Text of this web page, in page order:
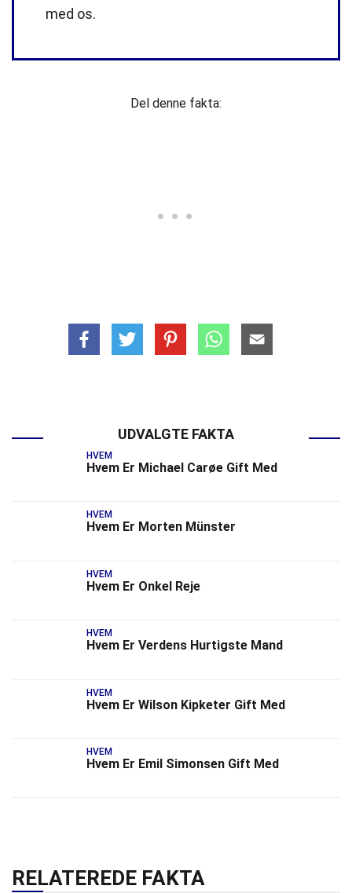
med os.
Del denne fakta:
UDVALGTE FAKTA
HVEM
Hvem Er Michael Carøe Gift Med
HVEM
Hvem Er Morten Münster
HVEM
Hvem Er Onkel Reje
HVEM
Hvem Er Verdens Hurtigste Mand
HVEM
Hvem Er Wilson Kipketer Gift Med
HVEM
Hvem Er Emil Simonsen Gift Med
RELATEREDE FAKTA